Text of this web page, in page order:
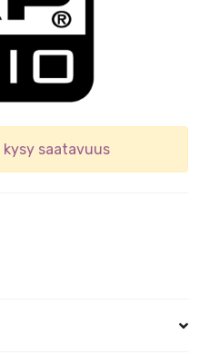
kysy saatavuus